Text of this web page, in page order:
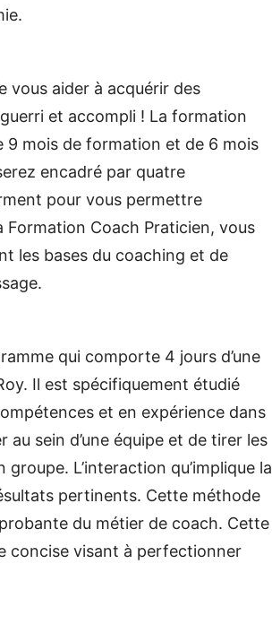
vous aider à acquérir des
et accompli ! La formation
9 mois de formation et de 6 mois
encadré par quatre
pour vous permettre
Formation Coach Praticien, vous
les bases du coaching et de
qui comporte 4 jours d’une
Il est spécifiquement étudié
et en expérience dans
sein d’une équipe et de tirer les
L’interaction qu’implique la
pertinents. Cette méthode
du métier de coach. Cette
concise visant à perfectionner